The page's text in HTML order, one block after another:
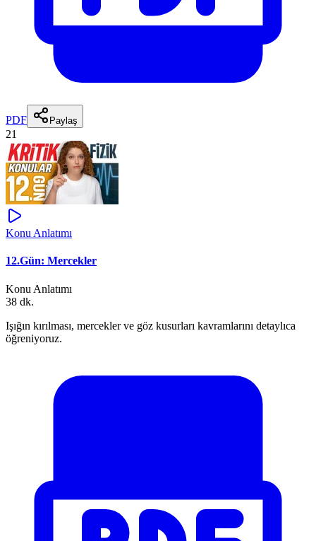
PDF Paylaş
21
Konu Anlatımı
12.Gün: Mercekler
Konu Anlatımı
38 dk.
Işığın kırılması, mercekler ve göz kusurları kavramlarını detaylıca
öğreniyoruz.